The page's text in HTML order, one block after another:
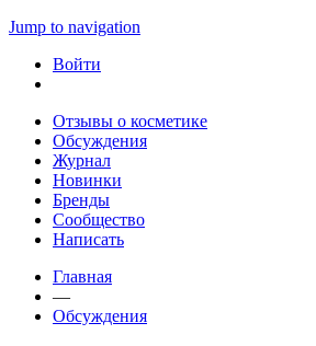
Jump to navigation
Войти
Отзывы о косметике
Обсуждения
Журнал
Новинки
Бренды
Сообщество
Написать
Главная
—
Обсуждения